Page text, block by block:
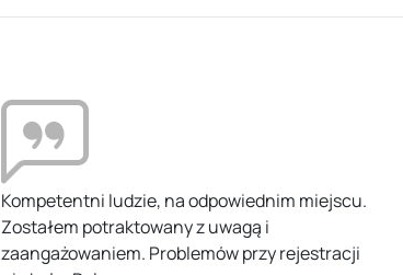
Kompetentni ludzie, na odpowiednim miejscu.
Zostałem potraktowany z uwagą i
zaangażowaniem. Problemów przy rejestracji